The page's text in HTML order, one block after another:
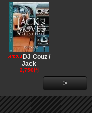
DJ Couz /
Jack
2,750円
>